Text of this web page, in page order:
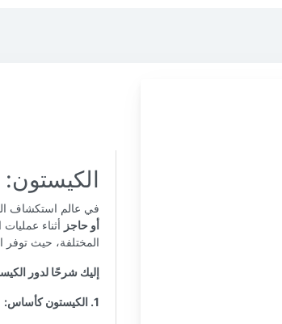
في عالم استكشاف
أو حاجز أثناء
المختلفة، حيث توفر
إليك شرحًا لدور
1. الكيستون كأساس: